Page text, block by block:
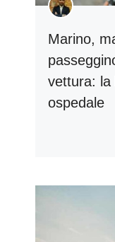
Marino,
vettura: la
ospedale